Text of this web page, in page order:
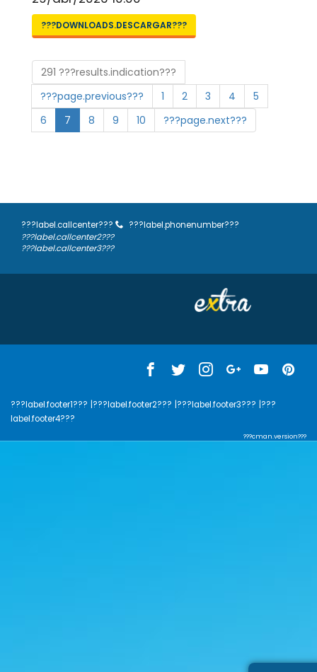
???DOWNLOADS.DESCARGAR???
291 ???results.indication???
???page.previous???
1 2 3 4
5
6
7 8 9 10 ???page.next???
???label.callcenter???
???label.phonenumber???
???label.callcenter2???
???label.callcenter3???
???label.footer1??? |???label.footer2??? |???label.footer3??? |???
label.footer4???
???cman.version???